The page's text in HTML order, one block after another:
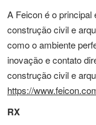
A Feicon é o
construção civil e
como o ambiente
inovação e contato
construção civil e
https://
RX